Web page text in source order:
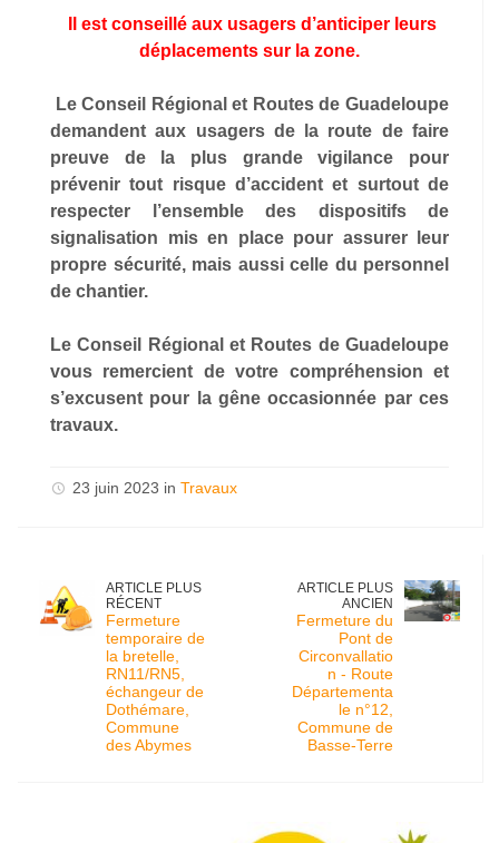
Il est conseillé aux usagers d’anticiper leurs
déplacements sur la zone.
Le Conseil Régional et Routes de Guadeloupe
demandent aux usagers de la route de faire
preuve de la plus grande vigilance pour
prévenir tout risque d’accident et surtout de
respecter l’ensemble des dispositifs de
signalisation mis en place pour assurer leur
propre sécurité, mais aussi celle du personnel
de chantier.
Le Conseil Régional et Routes de Guadeloupe
vous remercient de votre compréhension et
s’excusent pour la gêne occasionnée par ces
travaux.
23 juin 2023 in Travaux
ARTICLE PLUS
RÉCENT
Fermeture
temporaire de
la bretelle,
RN11/RN5,
échangeur de
Dothémare,
Commune
des Abymes
ARTICLE PLUS
ANCIEN
Fermeture du
Pont de
Circonvallatio
n - Route
Départementa
le n°12,
Commune de
Basse-Terre